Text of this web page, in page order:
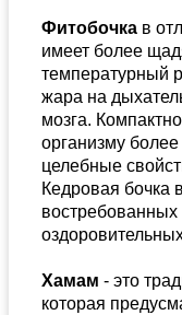
Фитобочка в
имеет более
температурный
жара на
мозга.
организму
целебные
Кедровая бочка
Хамам - это
которая